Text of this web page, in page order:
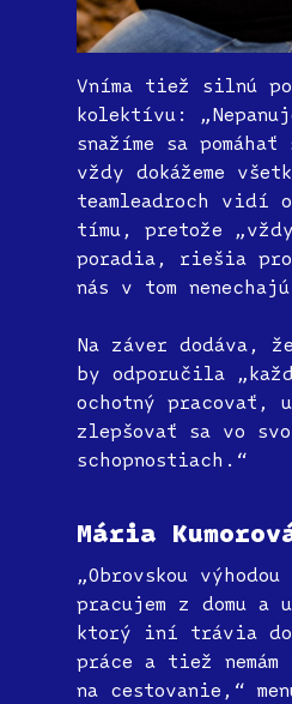
Vníma tiež silnú
kolektívu:
snažíme sa
vždy dokážeme
teamleadroch vidí
tímu, pretože „vždy
poradia, riešia
nás v tom
Na záver dodáva,
by odporučila
ochotný pracovať,
zlepšovať sa vo
schopnostiach.“
Mária
„Obrovskou
pracujem z domu a
ktorý iní trávia
práce a tiež nemám
na cestovanie,“